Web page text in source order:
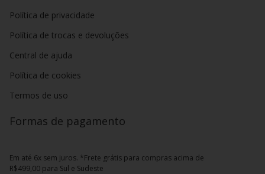
Política de privacidade
Política de trocas e devoluções
Central de ajuda
Política de cookies
Termos de uso
Formas de pagamento
Em até 6x sem juros. *Frete grátis para compras acima de
R$499,00 para Sul e Sudeste